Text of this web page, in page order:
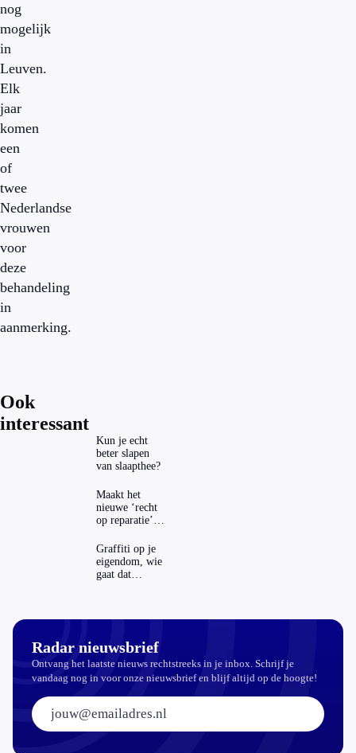
nog
mogelijk
in
Leuven.
Elk
jaar
komen
een
of
twee
Nederlandse
vrouwen
voor
deze
behandeling
in
aanmerking.
Ook
interessant
Kun je echt
beter slapen
van slaapthee?
Maakt het
nieuwe ‘recht
op reparatie’
echt
aantrekkelijker?
Graffiti op je
eigendom, wie
gaat dat
Radar nieuwsbrief
Ontvang het laatste nieuws rechtstreeks in je inbox. Schrijf je
vandaag nog in voor onze nieuwsbrief en blijf altijd op de hoogte!
E-mailadres: